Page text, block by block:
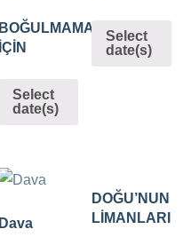
BOĞULMAMAK
İÇİN
Select
date(s)
Select
date(s)
Dava
DOĞU’NUN
LİMANLARI